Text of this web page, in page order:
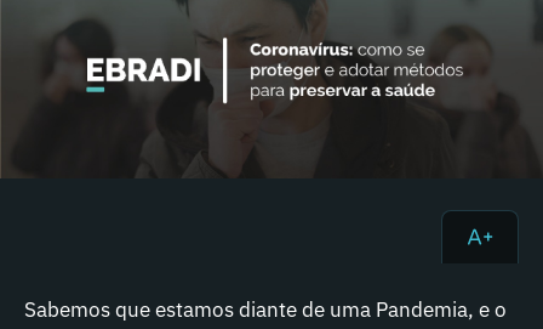
Sabemos que estamos diante de uma Pandemia, e o